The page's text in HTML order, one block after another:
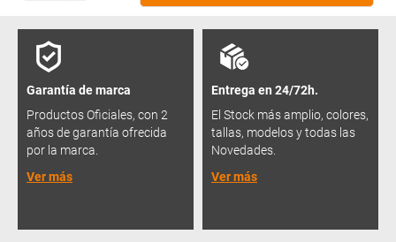
Garantía de marca
Productos Oficiales, con 2
años de garantía ofrecida
por la marca.
Ver más
Entrega en 24/72h.
El Stock más amplio, colores,
tallas, modelos y todas las
Novedades.
Ver más